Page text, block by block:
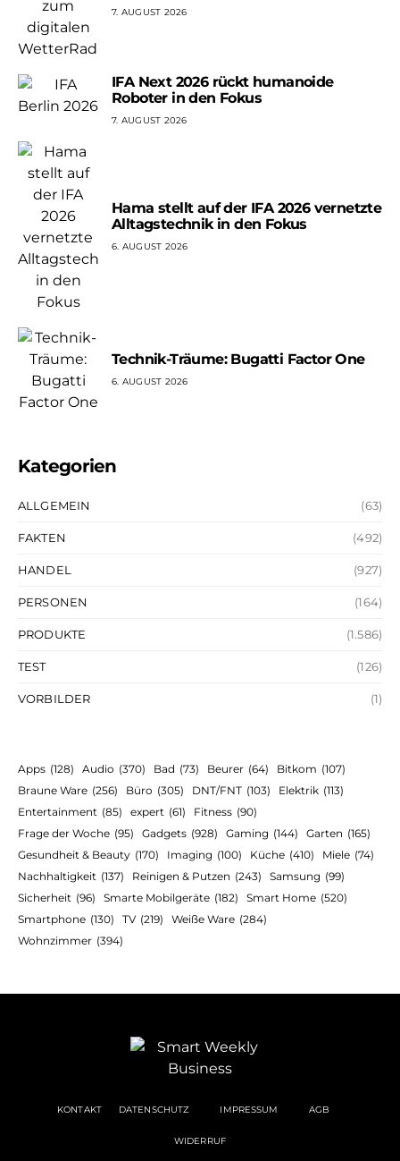
7. AUGUST 2026
IFA Next 2026 rückt humanoide
Roboter in den Fokus
7. AUGUST 2026
Hama stellt auf der IFA 2026 vernetzte
Alltagstechnik in den Fokus
6. AUGUST 2026
Technik-Träume: Bugatti Factor One
6. AUGUST 2026
Kategorien
ALLGEMEIN (63)
FAKTEN (492)
HANDEL (927)
PERSONEN (164)
PRODUKTE (1.586)
TEST (126)
VORBILDER (1)
Apps (128) Audio (370) Bad (73) Beurer (64) Bitkom (107)
Braune Ware (256) Büro (305) DNT/FNT (103) Elektrik (113)
Entertainment (85) expert (61) Fitness (90)
Frage der Woche (95) Gadgets (928) Gaming (144) Garten (165)
Gesundheit & Beauty (170) Imaging (100) Küche (410) Miele (74)
Nachhaltigkeit (137) Reinigen & Putzen (243) Samsung (99)
Sicherheit (96) Smarte Mobilgeräte (182) Smart Home (520)
Smartphone (130) TV (219) Weiße Ware (284)
Wohnzimmer (394)
KONTAKT DATENSCHUTZ IMPRESSUM AGB
WIDERRUF